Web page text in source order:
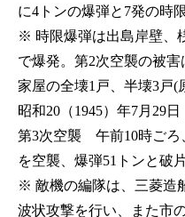
に4トンの爆弾と7発の時
※ 時限爆弾は出島岸壁、
で爆発。第2次空襲の被害
家屋の全壊1戸、半壊3戸(
昭和20（1945）年7月29日
第3次空襲 午前10時ごろ
を空襲、爆弾51トンと破
※ 敵機の編隊は、三菱造
波状攻撃を行い、また市